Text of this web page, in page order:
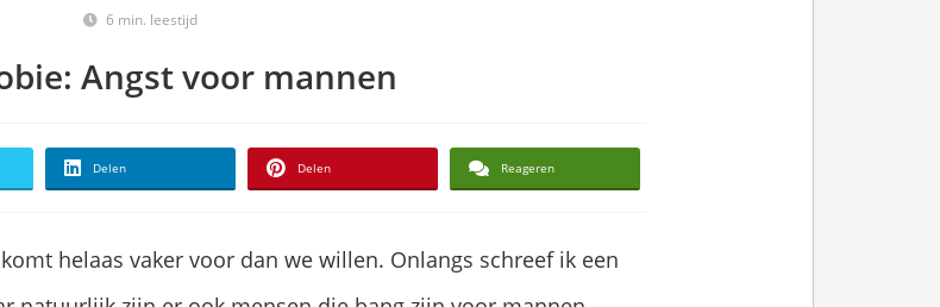
6 min. leestijd
Angst voor mannen
Delen Delen Reageren
helaas vaker voor dan we willen. Onlangs schreef ik een